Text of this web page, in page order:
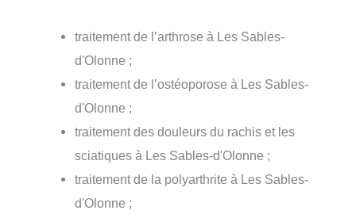
traitement de l’arthrose à Les Sables-
d'Olonne ;
traitement de l’ostéoporose à Les Sables-
d'Olonne ;
traitement des douleurs du rachis et les
sciatiques à Les Sables-d'Olonne ;
traitement de la polyarthrite à Les Sables-
d'Olonne ;